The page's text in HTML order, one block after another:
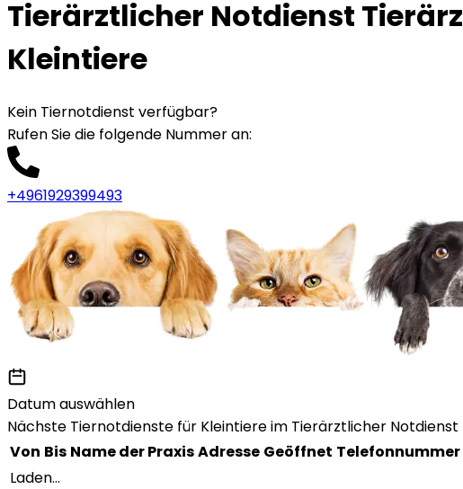
Tierärztlicher Notdienst
Kleintiere
Kein Tiernotdienst verfügbar?
Rufen Sie die folgende Nummer an:
+4961929399493
Datum auswählen
Nächste Tiernotdienste für Kleintiere im Tierärztlicher
Von Bis Name der PraxisAdresse Geöffnet Telefonnummer
Laden...